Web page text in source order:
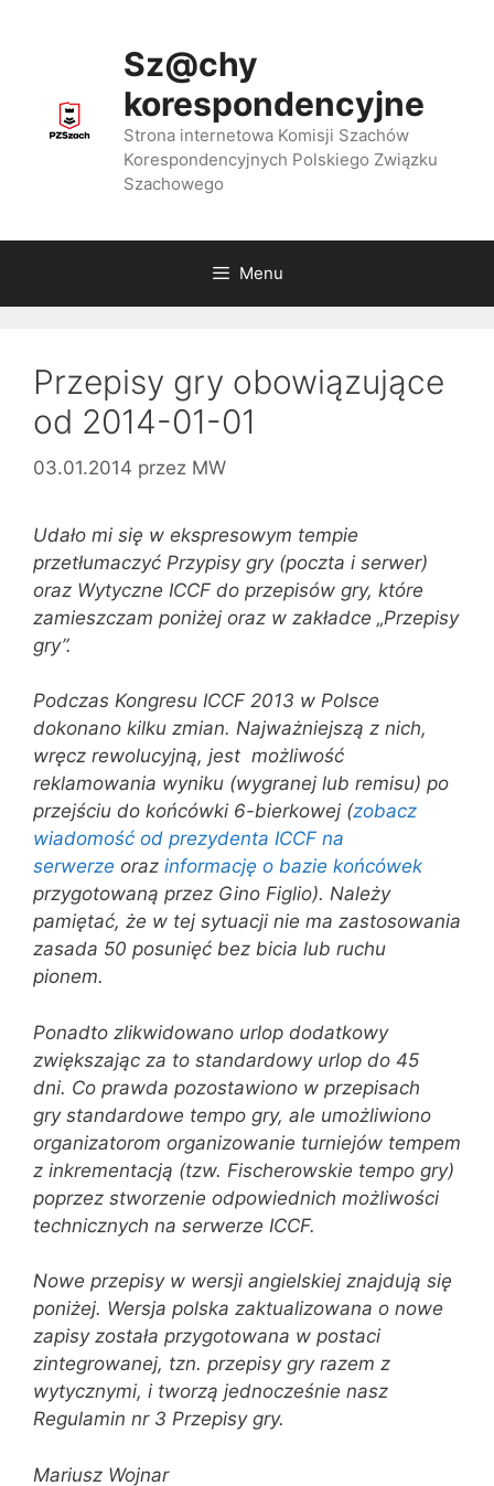
Sz@chy
korespondencyjne
Strona internetowa Komisji Szachów
Korespondencyjnych Polskiego Związku
Szachowego
Menu
Przepisy gry obowiązujące
od 2014-01-01
03.01.2014 przez MW
Udało mi się w ekspresowym tempie
przetłumaczyć Przypisy gry (poczta i serwer)
oraz Wytyczne ICCF do przepisów gry, które
zamieszczam poniżej oraz w zakładce „Przepisy
gry”.
Podczas Kongresu ICCF 2013 w Polsce
dokonano kilku zmian. Najważniejszą z nich,
wręcz rewolucyjną, jest możliwość
reklamowania wyniku (wygranej lub remisu) po
przejściu do końcówki 6-bierkowej (zobacz
wiadomość od prezydenta ICCF na
serwerze oraz informację o bazie końcówek
przygotowaną przez Gino Figlio). Należy
pamiętać, że w tej sytuacji nie ma zastosowania
zasada 50 posunięć bez bicia lub ruchu
pionem.
Ponadto zlikwidowano urlop dodatkowy
zwiększając za to standardowy urlop do 45
dni. Co prawda pozostawiono w przepisach
gry standardowe tempo gry, ale umożliwiono
organizatorom organizowanie turniejów tempem
z inkrementacją (tzw. Fischerowskie tempo gry)
poprzez stworzenie odpowiednich możliwości
technicznych na serwerze ICCF.
Nowe przepisy w wersji angielskiej znajdują się
poniżej. Wersja polska zaktualizowana o nowe
zapisy została przygotowana w postaci
zintegrowanej, tzn. przepisy gry razem z
wytycznymi, i tworzą jednocześnie nasz
Regulamin nr 3 Przepisy gry.
Mariusz Wojnar